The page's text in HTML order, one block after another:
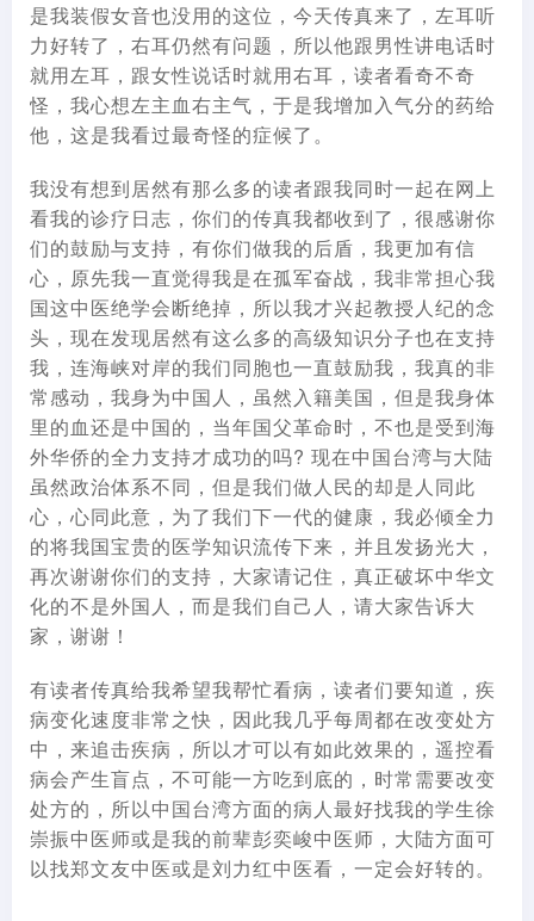
是我装假女音也没用的这位，今天传真来了，左耳听
力好转了，右耳仍然有问题，所以他跟男性讲电话时
就用左耳，跟女性说话时就用右耳，读者看奇不奇
怪，我心想左主血右主气，于是我增加入气分的药给
他，这是我看过最奇怪的症候了。
我没有想到居然有那么多的读者跟我同时一起在网上
看我的诊疗日志，你们的传真我都收到了，很感谢你
们的鼓励与支持，有你们做我的后盾，我更加有信
心，原先我一直觉得我是在孤军奋战，我非常担心我
国这中医绝学会断绝掉，所以我才兴起教授人纪的念
头，现在发现居然有这么多的高级知识分子也在支持
我，连海峡对岸的我们同胞也一直鼓励我，我真的非
常感动，我身为中国人，虽然入籍美国，但是我身体
里的血还是中国的，当年国父革命时，不也是受到海
外华侨的全力支持才成功的吗? 现在中国台湾与大陆
虽然政治体系不同，但是我们做人民的却是人同此
心，心同此意，为了我们下一代的健康，我必倾全力
的将我国宝贵的医学知识流传下来，并且发扬光大，
再次谢谢你们的支持，大家请记住，真正破坏中华文
化的不是外国人，而是我们自己人，请大家告诉大
家，谢谢！
有读者传真给我希望我帮忙看病，读者们要知道，疾
病变化速度非常之快，因此我几乎每周都在改变处方
中，来追击疾病，所以才可以有如此效果的，遥控看
病会产生盲点，不可能一方吃到底的，时常需要改变
处方的，所以中国台湾方面的病人最好找我的学生徐
崇振中医师或是我的前辈彭奕峻中医师，大陆方面可
以找郑文友中医或是刘力红中医看，一定会好转的。